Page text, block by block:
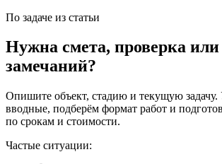
По задаче из статьи
Нужна смета, проверка
замечаний?
Опишите объект, стадию и текущую
вводные, подберём формат работ и
по срокам и стоимости.
Частые ситуации: